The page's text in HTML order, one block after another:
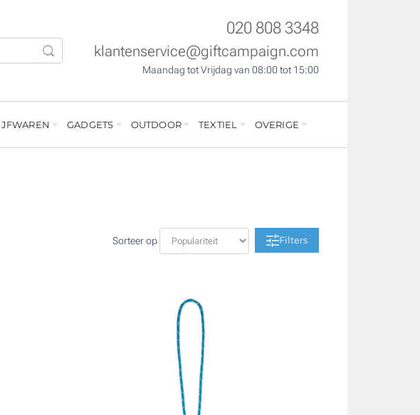
020 808 3348
klantenservice@giftcampaign.com
Maandag tot Vrijdag van 08:00 tot 15:00
GADGETS OUTDOOR TEXTIEL OVERIGE
Sorteer op Filters